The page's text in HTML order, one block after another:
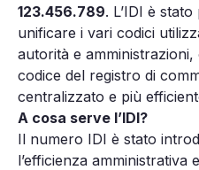
123.456.789. L’IDI è
unificare i vari codici
autorità e
codice del registro di
centralizzato e più
A cosa serve l’IDI?
Il numero IDI è stato
l’efficienza